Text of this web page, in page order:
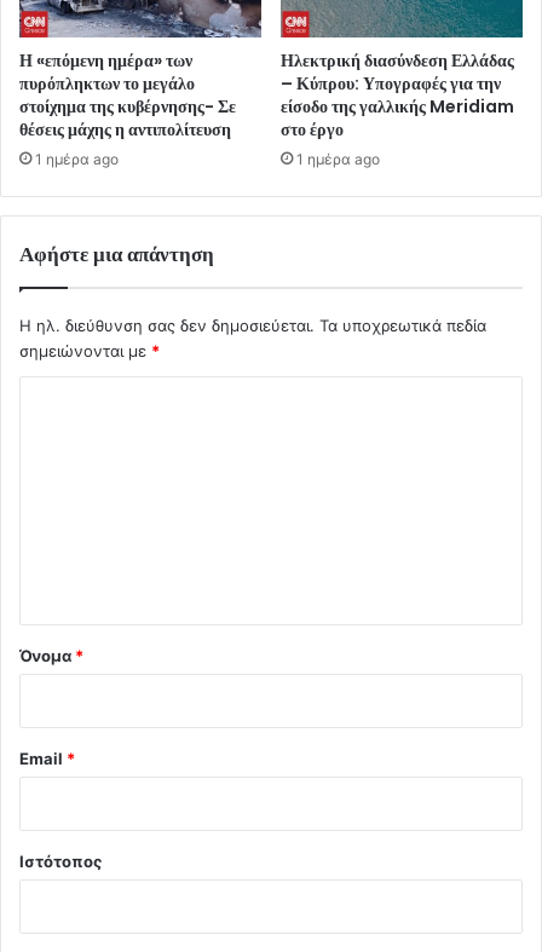
Η «επόμενη ημέρα» των
πυρόπληκτων το μεγάλο
στοίχημα της κυβέρνησης- Σε
θέσεις μάχης η αντιπολίτευση
1 ημέρα ago
Ηλεκτρική διασύνδεση Ελλάδας
– Κύπρου: Υπογραφές για την
είσοδο της γαλλικής Meridiam
στο έργο
1 ημέρα ago
Αφήστε μια απάντηση
Η ηλ. διεύθυνση σας δεν δημοσιεύεται. Τα υποχρεωτικά πεδία
σημειώνονται με *
Όνομα *
Email *
Ιστότοπος